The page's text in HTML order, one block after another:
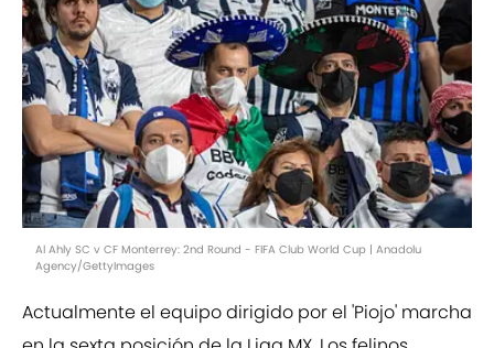
Al Ahly SC v CF Monterrey: 2nd Round - FIFA Club World Cup | Anadolu
Agency/GettyImages
Actualmente el equipo dirigido por el 'Piojo' marcha